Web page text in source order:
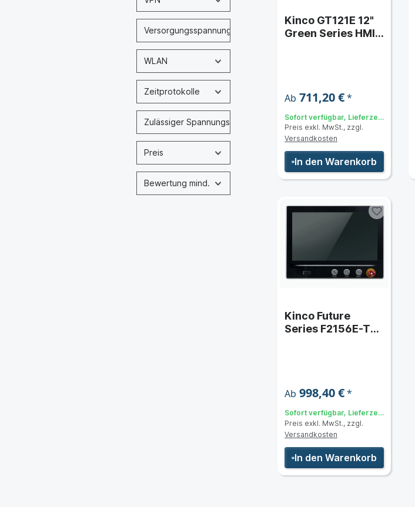
Versorgungsspannung nominal
WLAN
Zeitprotokolle
Zulässiger Spannungsbereich
Preis
Bewertung mind.
Kinco GT121E 12"
Green Series HMI-
Ab 711,20 €*
Sofort verfügbar, Lieferzeit:
3 bis 5 Tage
Preis exkl. MwSt., zzgl.
Versandkosten
In den Warenkorb
Kinco Future
Series F2156E-TX
Ab 998,40 €*
Sofort verfügbar, Lieferzeit:
3 bis 5 Tage
Preis exkl. MwSt., zzgl.
Versandkosten
In den Warenkorb